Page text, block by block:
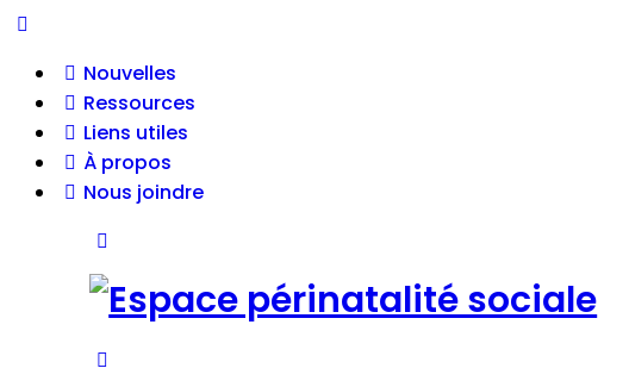
PanelNouvelles
Ressources
Liens utiles
À propos
Nous joindre
Panel